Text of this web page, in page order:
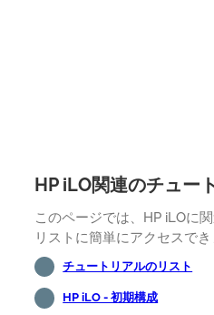
HP iLO関連のチュー
このページでは、HP iLOに
リストに簡単にアクセスでき
チュートリアルのリスト
HP iLO - 初期構成